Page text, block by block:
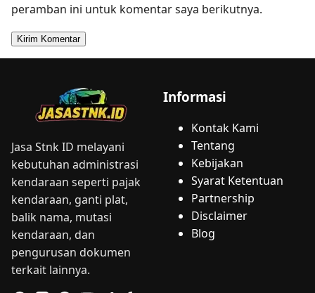
peramban ini untuk komentar saya berikutnya.
Jasa Stnk ID melayani
kebutuhan administrasi
kendaraan seperti pajak
kendaraan, ganti plat,
balik nama, mutasi
kendaraan, dan
pengurusan dokumen
terkait lainnya.
Informasi
Kontak Kami
Tentang
Kebijakan
Syarat Ketentuan
Partnership
Disclaimer
Blog